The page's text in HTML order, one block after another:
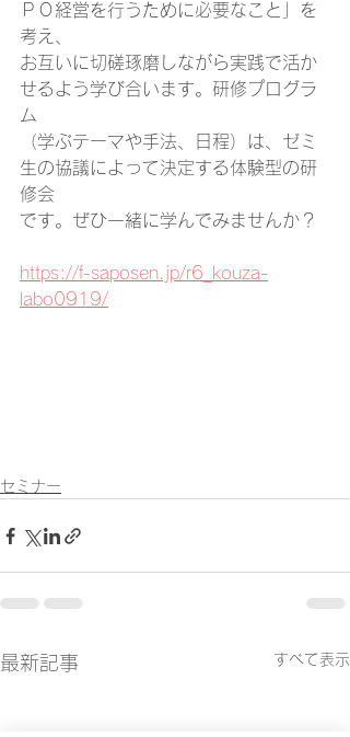
ＰＯ経営を行うために必要なこと」を
考え、
お互いに切磋琢磨しながら実践で活か
せるよう学び合います。研修プログラ
ム
（学ぶテーマや手法、日程）は、ゼミ
生の協議によって決定する体験型の研
修会
です。ぜひ一緒に学んでみませんか？
https://f-saposen.jp/r6_kouza-
labo0919/
セミナー
最新記事 すべて表示